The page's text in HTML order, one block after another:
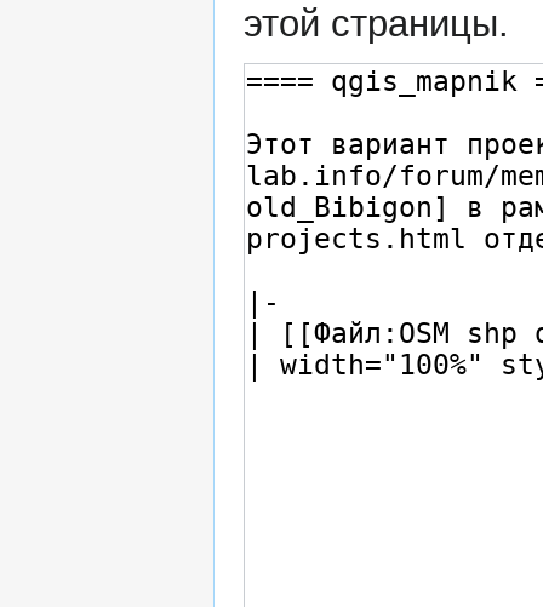
этой страницы.